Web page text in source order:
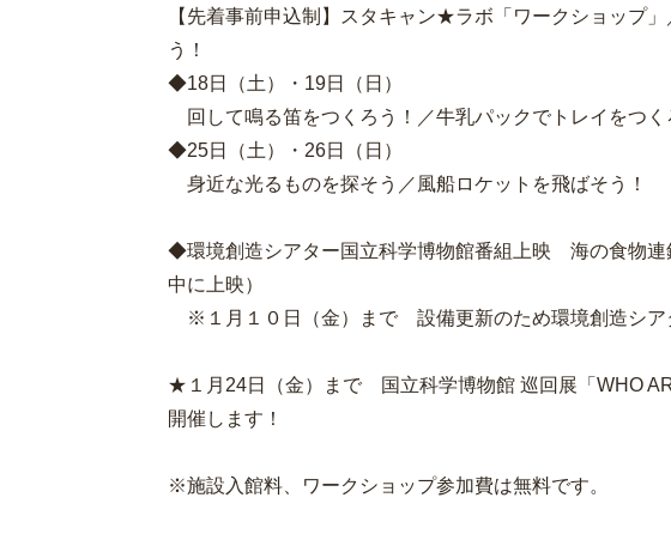
【先着事前申込制】スタキャン★ラボ「ワークショップ
う！
◆18日（土）・19日（日）
回して鳴る笛をつくろう！／牛乳パックでトレイをつく
◆25日（土）・26日（日）
身近な光るものを探そう／風船ロケットを飛ばそう！
◆環境創造シアター国立科学博物館番組上映 海の食物連
中に上映）
※１月１０日（金）まで 設備更新のため環境創造シア
★１月24日（金）まで 国立科学博物館 巡回展「WHO
開催します！
※施設入館料、ワークショップ参加費は無料です。